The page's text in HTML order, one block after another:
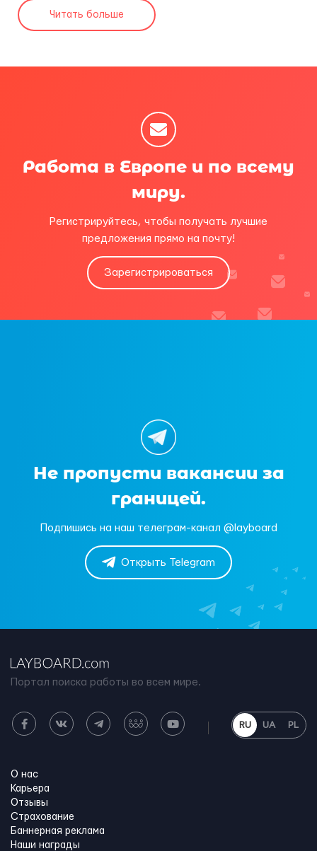
Читать больше
Работа в Европе и по всему
миру.
Регистрируйтесь, чтобы получать лучшие
предложения прямо на почту!
Зарегистрироваться
Не пропусти вакансии за
границей.
Подпишись на наш телеграм-канал @layboard
Открыть Telegram
Портал поиска работы во всем мире.
RU UA PL
О нас
Карьера
Отзывы
Страхование
Баннерная реклама
Наши награды